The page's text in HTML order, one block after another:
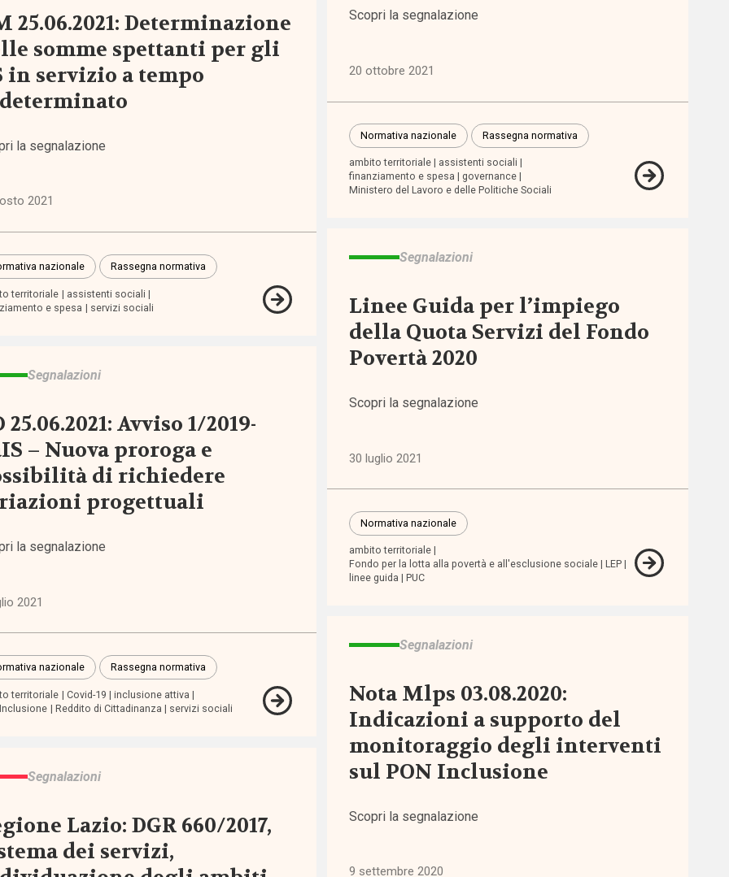
Scopri la segnalazione
20 ottobre 2021
Normativa nazionale Rassegna normativa
ambito territoriale
assistenti sociali
finanziamento e spesa
governance
Ministero del Lavoro e delle Politiche Sociali
25.06.2021: Determinazione
somme spettanti per gli
in servizio a tempo
la segnalazione
2021
nazionale Rassegna normativa
territoriale
assistenti sociali
e spesa
servizi sociali
Segnalazioni
Linee Guida per l’impiego
della Quota Servizi del Fondo
Povertà 2020
Scopri la segnalazione
30 luglio 2021
Normativa nazionale
ambito territoriale
Fondo per la lotta alla povertà e all'esclusione sociale
LEP
linee guida
PUC
Segnalazioni
25.06.2021: Avviso 1/2019-
– Nuova proroga e
di richiedere
progettuali
la segnalazione
2021
nazionale Rassegna normativa
territoriale Covid-19
inclusione attiva
Reddito di Cittadinanza servizi sociali
Segnalazioni
Nota Mlps 03.08.2020:
Indicazioni a supporto del
monitoraggio degli interventi
sul PON Inclusione
Scopri la segnalazione
9 settembre 2020
Segnalazioni
Lazio: DGR 660/2017,
dei servizi,